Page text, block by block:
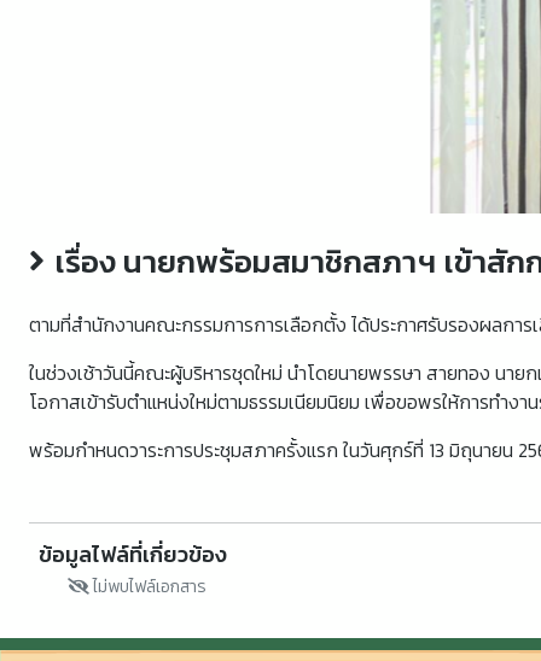
เรื่อง นายกพร้อมสมาชิกสภาฯ เข้าสัก
ตามที่สำนักงานคณะกรรมการการเลือกตั้ง ได้ประกาศรับรองผลกา
ในช่วงเช้าวันนี้คณะผู้บริหารชุดใหม่ นำโดยนายพรรษา สายทอง นา
โอกาสเข้ารับตำแหน่งใหม่ตามธรรมเนียมนิยม เพื่อขอพรให้การทำงา
พร้อมกำหนดวาระการประชุมสภาครั้งแรก ในวันศุกร์ที่ 13 มิถุนายน
ข้อมูลไฟล์ที่เกี่ยวข้อง
ไม่พบไฟล์เอกสาร